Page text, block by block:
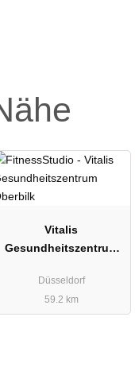
Vitalis
Gesundheitszentrum
Düsseldorf
59.2 km